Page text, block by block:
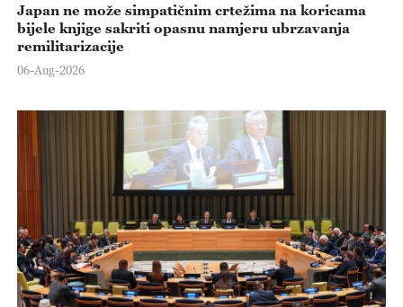
Japan ne može simpatičnim crtežima na koricama
bijele knjige sakriti opasnu namjeru ubrzavanja
remilitarizacije
06-Aug-2026